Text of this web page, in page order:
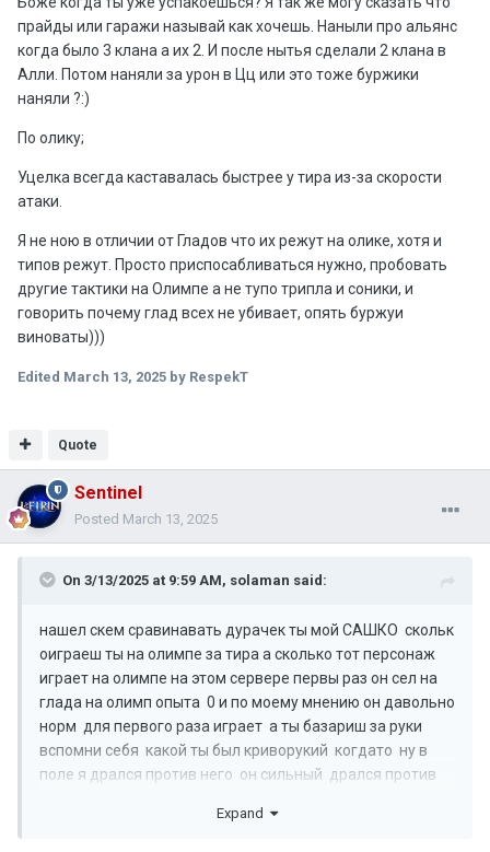
прайды или гаражи называй как хочешь. Наныли про альянс
когда было 3 клана а их 2. И после нытья сделали 2 клана в
Алли. Потом наняли за урон в Цц или это тоже буржики
наняли ?:)
По олику;
Уцелка всегда каставалась быстрее у тира из-за скорости
атаки.
Я не ною в отличии от Гладов что их режут на олике, хотя и
типов режут. Просто приспосабливаться нужно, пробовать
другие тактики на Олимпе а не тупо трипла и соники, и
говорить почему глад всех не убивает, опять буржуи
виноваты)))
Edited March 13, 2025 by RespekT
Quote
Sentinel
Posted March 13, 2025
On 3/13/2025 at 9:59 AM, solaman said:
нашел скем сравинавать дурачек ты мой САШКО скольк
оиграеш ты на олимпе за тира а сколько тот персонаж
играет на олимпе на этом сервере первы раз он сел на
глада на олимп опыта 0 и по моему мнению он давольно
норм для первого раза играет а ты базариш за руки
вспомни себя какой ты был криворукий когдато ну в
поле я дрался против него он сильный дрался против
Expand